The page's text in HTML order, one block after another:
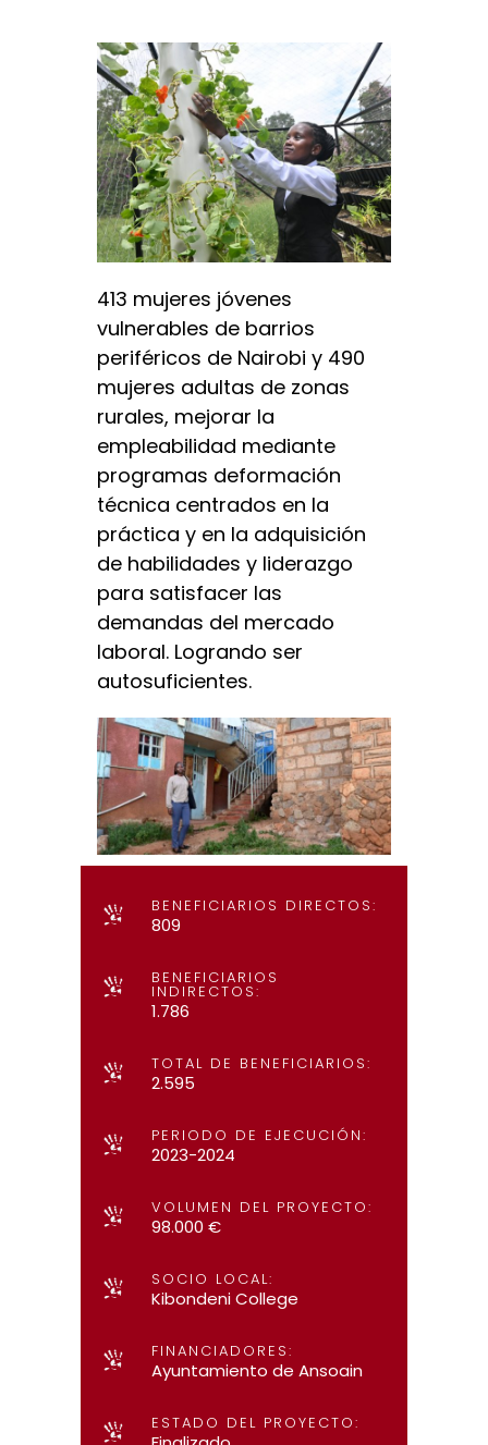
413 mujeres jóvenes
vulnerables de barrios
periféricos de Nairobi y 490
mujeres adultas de zonas
rurales, mejorar la
empleabilidad mediante
programas deformación
técnica centrados en la
práctica y en la adquisición
de habilidades y liderazgo
para satisfacer las
demandas del mercado
laboral. Logrando ser
autosuficientes.
BENEFICIARIOS DIRECTOS:
809
BENEFICIARIOS
INDIRECTOS:
1.786
TOTAL DE BENEFICIARIOS:
2.595
PERIODO DE EJECUCIÓN:
2023-2024
VOLUMEN DEL PROYECTO:
98.000 €
SOCIO LOCAL:
Kibondeni College
FINANCIADORES:
Ayuntamiento de Ansoain
ESTADO DEL PROYECTO: